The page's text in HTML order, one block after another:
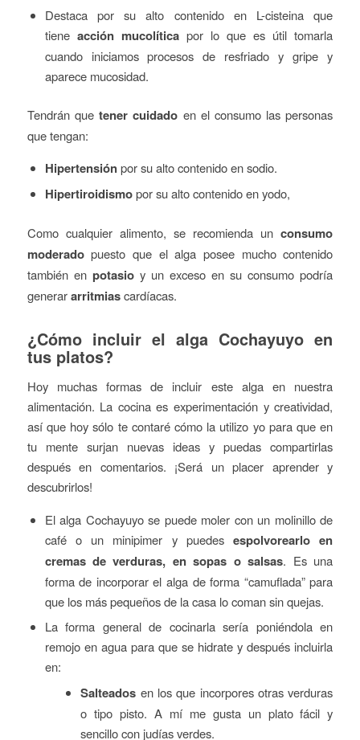
Destaca por su alto contenido en L-cisteina que
tiene acción mucolítica por lo que es útil tomarla
cuando iniciamos procesos de resfriado y gripe y
aparece mucosidad.
Tendrán quetener cuidado en el consumo las personas
que tengan:
Hipertensiónpor su alto contenido en sodio.
Hipertiroidismopor su alto contenido en yodo,
Como cualquier alimento, se recomienda unconsumo
moderadopuesto que el alga posee mucho contenido
también en potasioy un exceso en su consumo podría
generararritmiascardíacas.
¿Cómo incluir el alga Cochayuyo en
tus platos?
Hoy muchas formas de incluir este alga en nuestra
alimentación. La cocina es experimentación y creatividad,
así que hoy sólo te contaré cómo la utilizo yo para que en
tu mente surjan nuevas ideas y puedas compartirlas
después en comentarios. ¡Será un placer aprender y
descubrirlos!
El alga Cochayuyo se puede moler con un molinillo de
café o un minipimer y puedesespolvorearlo en
cremas de verduras, en sopas o salsas. Es una
forma de incorporar el alga de forma “camuflada” para
que los más pequeños de la casa lo coman sin quejas.
La forma general de cocinarla sería poniéndola en
remojo en agua para que se hidrate y después incluirla
en:
Salteados en los que incorpores otras verduras
o tipo pisto. A mí me gusta un plato fácil y
sencillo con judías verdes.